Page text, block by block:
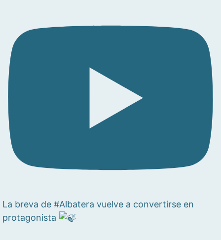
La breva de #Albatera vuelve a convertirse en
protagonista